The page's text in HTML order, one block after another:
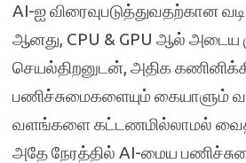
AI-ஐ விரைவுபடுத்துவதற்கான
ஆனது, CPU & GPU ஆல் அடைய
செயல்திறனுடன், அதிக
பணிச்சுமைகளையும் கையாளும்
வளங்களை கட்டணமில்லாமல்
அதே நேரத்தில் AI-மைய